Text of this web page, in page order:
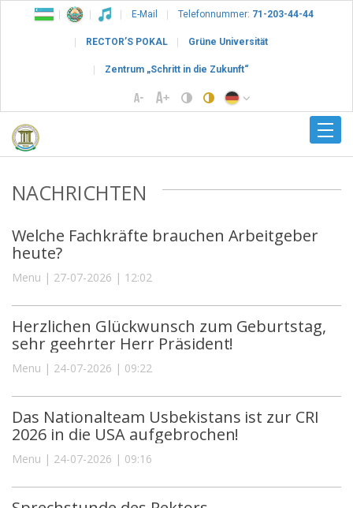
E-Mail Telefonnummer: 71-203-44-44
RECTOR’S POKAL Grüne Universität
Zentrum „Schritt in die Zukunft“
NACHRICHTEN
Welche Fachkräfte brauchen Arbeitgeber
heute?
Menu | 27-07-2026 | 12:02
Herzlichen Glückwunsch zum Geburtstag,
sehr geehrter Herr Präsident!
Menu | 24-07-2026 | 09:22
Das Nationalteam Usbekistans ist zur CRI
2026 in die USA aufgebrochen!
Menu | 24-07-2026 | 09:16